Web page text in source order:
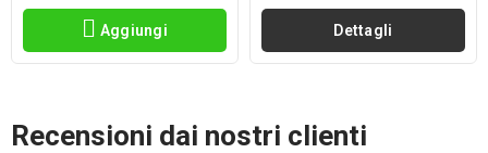
Aggiungi Dettagli
Recensioni dai nostri clienti